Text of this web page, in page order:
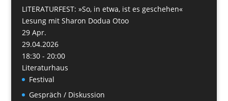
LITERATURFEST: »So, in etwa, ist es geschehen«
Lesung mit Sharon Dodua Otoo
29 Apr.
29.04.2026
18:30 - 20:00
Literaturhaus
Festival
Gespräch / Diskussion